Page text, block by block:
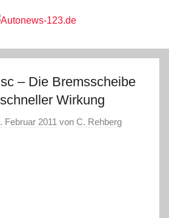
– Die Bremsscheibe
Wirkung
Februar 2011 von C. Rehberg